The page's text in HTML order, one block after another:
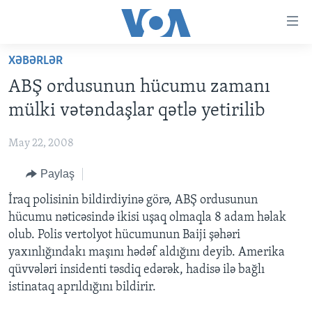
Skip
main
content
to
Navigation
Skip
to
Search
ANA SƏHİFƏ
PROQRAMLAR
DÜNYAYA BAXIŞ
FAKTLAR NƏ DEYIR?
DÜNYA
UKRAYNA BÖHRANI
İSRAIL-HƏMAS MÜNAQIŞƏSI
ABŞ
ABŞ SEÇKILƏRI 2024
İRAN AZƏRBAYCANI
VIDEOLAR
MEDIA AZADLIĞI
BAŞ MƏQALƏ
XƏBƏRLƏR
ABŞ ordusunun hücumu zamanı
mülki vətəndaşlar qətlə yetirilib
May 22, 2008
Paylaş
İraq polisinin bildirdiyinə görə, ABŞ ordusunun
hücumu nəticəsində ikisi uşaq olmaqla 8 adam həlak
olub. Polis vertolyot hücumunun Baiji şəhəri
yaxınlığındakı maşını hədəf aldığını deyib. Amerika
qüvvələri insidenti təsdiq edərək, hadisə ilə bağlı
istinataq aprıldığını bildirir.